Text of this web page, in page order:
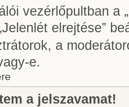
vezérlőpultban a
elrejtése”
a
e.
a jelszavamat!